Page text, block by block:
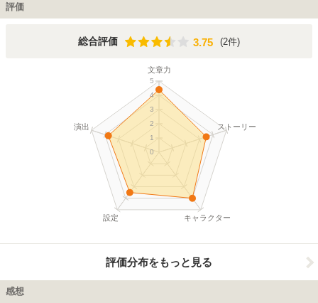
は徐々に犬養の言動にファシスト的な要素を感じるようになる。たまたま自分の
会社の近くで犬養の演説会が開かれることを知った安藤は、ある決意を固めて会
分かったのだが、安藤は一定の条件下において他人に自分の思うことを語らせる
評価
総合評価 3.75
3.75 (2件)
文章力
ストーリー
キャラクター
設定
演出
0
1
2
3
4
5
評価分布をもっと見る
感想